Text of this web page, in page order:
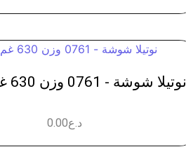
نوتيلا شوشة - 0761 وزن 630 غم - عدد 6
د.ع0.00